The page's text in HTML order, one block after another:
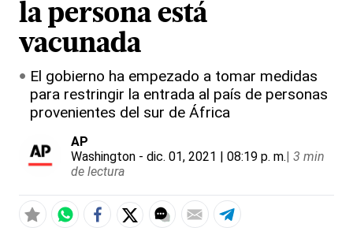
la persona está
vacunada
El gobierno ha empezado a tomar medidas
para restringir la entrada al país de personas
provenientes del sur de África
AP
Washington - dic. 01, 2021 | 08:19 p. m.| 3 min
de lectura